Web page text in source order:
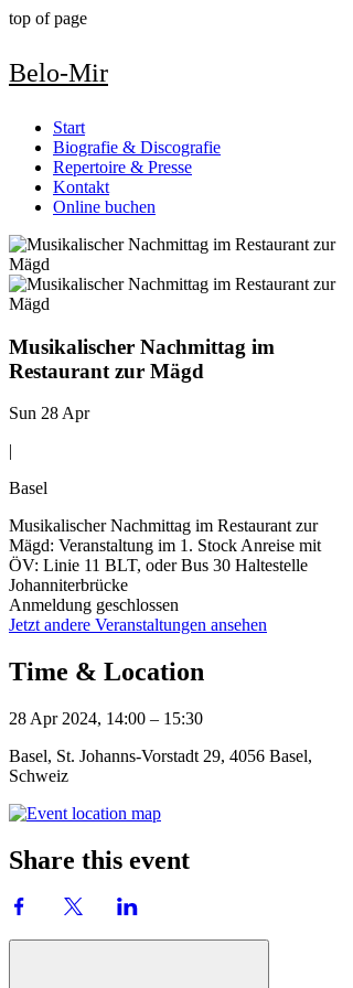
top of page
Belo-Mir
Start
Biografie & Discografie
Repertoire & Presse
Kontakt
Online buchen
Musikalischer Nachmittag im
Restaurant zur Mägd
Sun 28 Apr
|
Basel
Musikalischer Nachmittag im Restaurant zur
Mägd: Veranstaltung im 1. Stock Anreise mit
ÖV: Linie 11 BLT, oder Bus 30 Haltestelle
Johanniterbrücke
Anmeldung geschlossen
Jetzt andere Veranstaltungen ansehen
Time & Location
28 Apr 2024, 14:00 – 15:30
Basel, St. Johanns-Vorstadt 29, 4056 Basel,
Schweiz
Share this event